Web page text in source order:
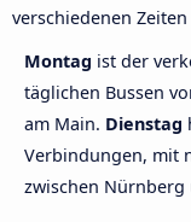
verschiedenen
Montag ist der
täglichen Bussen
am Main. Dienstag
Verbindungen, mit
zwischen